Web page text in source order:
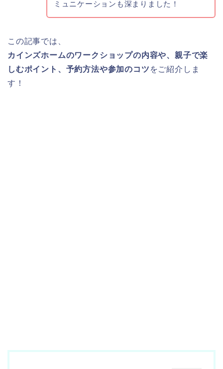
ミュニケーションも深まりました！
この記事では、
カインズホームのワークショップの内容や、親子で楽
しむポイント、予約方法や参加のコツ をご紹介しま
す！